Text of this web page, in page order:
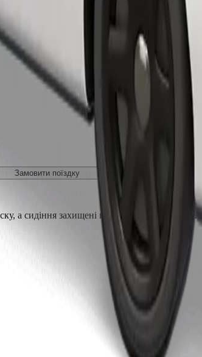
Замовити поїздку
а сидіння захищені ковдрою або підстилкою.